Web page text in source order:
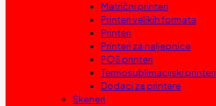
Matrični printeri
Printeri velikih formata
Printeri
Printeri za naljepnice
POS printeri
Termosublimacijski printeri
Dodaci za printere
Skeneri